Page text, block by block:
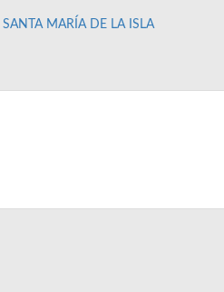
SANTA MARÍA DE LA ISLA